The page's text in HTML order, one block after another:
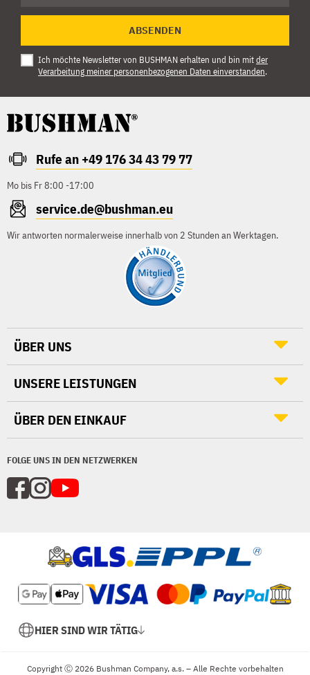
ABSENDEN
Ich möchte Newsletter von BUSHMAN erhalten und bin mitder
Verarbeitung meiner personenbezogenen Daten einverstanden.
Rufe an +49 176 34 43 79 77
Mo bis Fr 8:00 -17:00
service.de@bushman.eu
Wir antworten normalerweise innerhalb von 2 Stunden an Werktagen.
FOLGE UNS IN DEN NETZWERKEN
ÜBER UNS
UNSERE LEISTUNGEN
ÜBER DEN EINKAUF
HIER SIND WIR TÄTIG
Copyright Ⓒ 2026 Bushman Company, a.s. – Alle Rechte vorbehalten